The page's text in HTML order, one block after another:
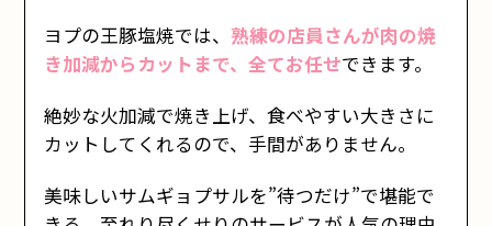
ヨプの王豚塩焼では、熟練の店員さんが肉の焼
き加減からカットまで、全てお任せできます。
絶妙な火加減で焼き上げ、食べやすい大きさに
カットしてくれるので、手間がありません。
美味しいサムギョプサルを”待つだけ”で堪能で